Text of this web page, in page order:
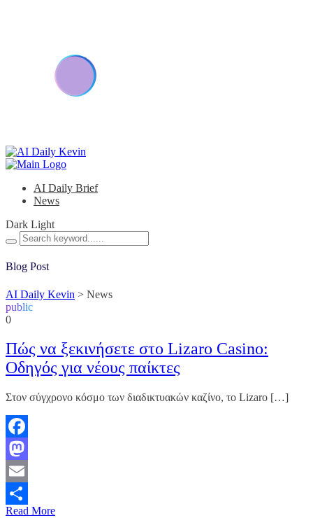
AI Daily Brief
News
Dark Light
Blog Post
AI Daily Kevin > News
public
0
Πώς να ξεκινήσετε στο Lizaro Casino:
Οδηγός για νέους παίκτες
Στον σύγχρονο κόσμο των διαδικτυακών καζίνο, το Lizaro […]
Facebook
Mastodon
Email
Read More